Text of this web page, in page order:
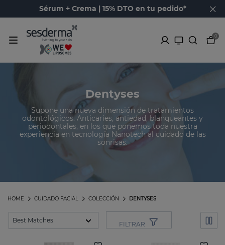
Sérum + Crema | 15% DTO en tu pedido*
0
Dentyses
Supone una nueva dimensión de tratamientos
odontológicos. Anticaries, antiedad, blanqueantes y
periodontales, en los que ponemos toda nuestra
experiencia en tecnología Nanotech al cuidado de las
sonrisas.
DENTYSES
COLECCIÓN
CUIDADO FACIAL
HOME
FILTRAR